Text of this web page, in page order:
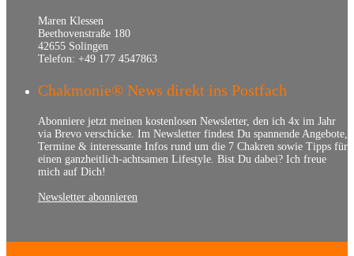
Maren Klessen
Beethovenstraße 180
42655 Solingen
Telefon: +49 177 4547863
Chakmonie® News direkt ins Postfach
Abonniere jetzt meinen kostenlosen Newsletter, den ich 4x im Jahr
via Brevo verschicke. Im Newsletter findest Du spannende Angebote,
Termine & interessante Infos rund um die 7 Chakren sowie Tipps für
einen ganzheitlich-achtsamen Lifestyle. Bist Du dabei? Ich freue
mich auf Dich!
Newsletter abonnieren